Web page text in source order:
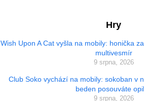
Hry
Wish Upon A Cat vyšla na mobily: honička
multivesmír
9 srpna, 2026
Club Soko vychází na mobily: sokoban v
beden posouváte
9 srpna, 2026